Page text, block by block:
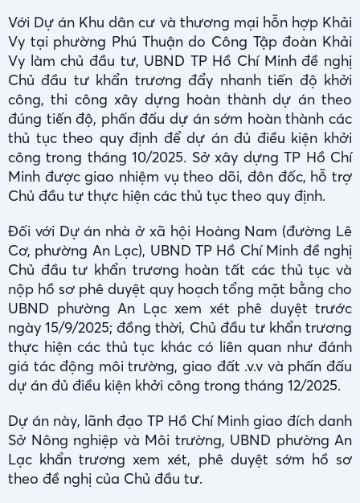
Với Dự án Khu dân cư và thương mại hỗn hợp Khải
Vy tại phường Phú Thuận do Công Tập đoàn Khải
Vy làm chủ đầu tư, UBND TP Hồ Chí Minh đề nghị
Chủ đầu tư khẩn trương đẩy nhanh tiến độ khởi
công, thi công xây dựng hoàn thành dự án theo
đúng tiến độ, phấn đấu dự án sớm hoàn thành các
thủ tục theo quy định để dự án đủ điều kiện khởi
công trong tháng 10/2025. Sở xây dựng TP Hồ Chí
Minh được giao nhiệm vụ theo dõi, đôn đốc, hỗ trợ
Chủ đầu tư thực hiện các thủ tục theo quy định.
Đối với Dự án nhà ở xã hội Hoàng Nam (đường Lê
Cơ, phường An Lạc), UBND TP Hồ Chí Minh đề nghị
Chủ đầu tư khẩn trương hoàn tất các thủ tục và
nộp hồ sơ phê duyệt quy hoạch tổng mặt bằng cho
UBND phường An Lạc xem xét phê duyệt trước
ngày 15/9/2025; đồng thời, Chủ đầu tư khẩn trương
thực hiện các thủ tục khác có liên quan như đánh
giá tác động môi trường, giao đất .v.v và phấn đấu
dự án đủ điều kiện khởi công trong tháng 12/2025.
Dự án này, lãnh đạo TP Hồ Chí Minh giao đích danh
Sở Nông nghiệp và Môi trường, UBND phường An
Lạc khẩn trương xem xét, phê duyệt sớm hồ sơ
theo đề nghị của Chủ đầu tư.